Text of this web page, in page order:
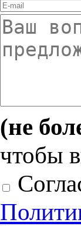
(не
чтобы